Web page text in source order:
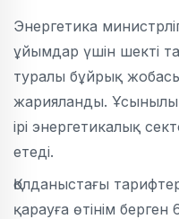
Энергетика
ұйымдар үшін шекті
туралы бұйрық
жарияланды.
ірі энергетикалық
етеді.
Қолданыстағы
қарауға өтінім берген